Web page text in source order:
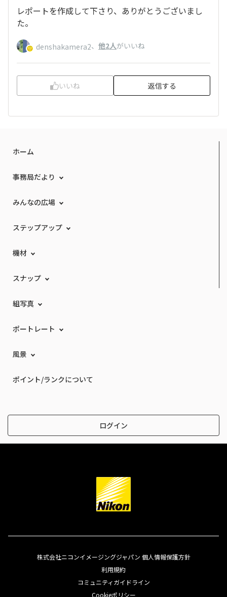
レポートを作成して下さり、ありがとうございまし
た。
denshakamera2、 他2人がいいね
いいね 返信する
ホーム
事務局だより
みんなの広場
ステップアップ
機材
スナップ
組写真
ポートレート
風景
ポイント/ランクについて
ログイン
株式会社ニコンイメージングジャパン 個人情報保護方針
利用規約
コミュニティガイドライン
Cookieポリシー